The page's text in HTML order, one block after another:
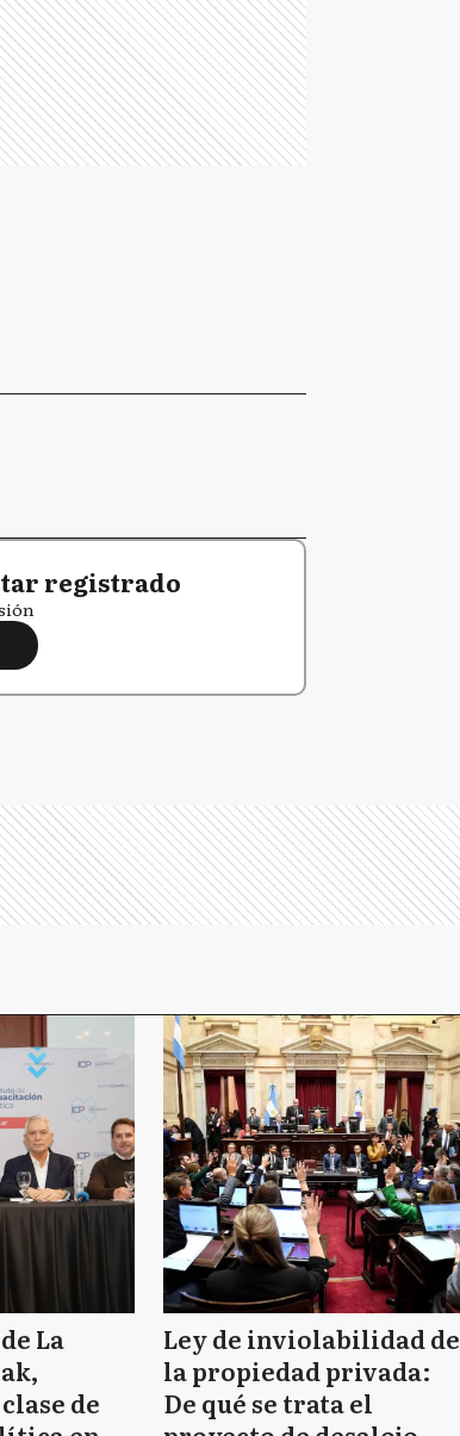
registrado
La
de
Ley de inviolabilidad de
la propiedad privada:
De qué se trata el